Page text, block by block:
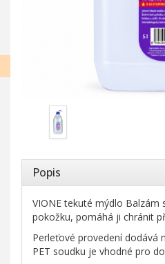
Popis
VIONE tekuté mýdlo
pokožku, pomáhá ji chránit
Perleťové provedení dodává
PET soudku je vhodné pro